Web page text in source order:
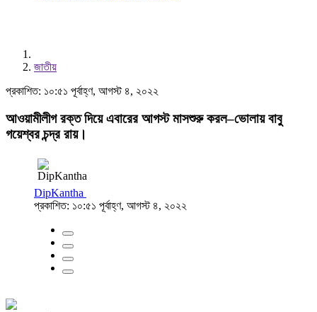
জাতীয়
প্রকাশিত: ১০:৫১ পূর্বাহ্ণ, আগস্ট ৪, ২০২২
আওয়ামীলীগ রক্ত দিয়ে এবারের আগস্ট মাসশুরু করল–ভোলায় বাবু
গয়েশ্বর চন্দ্র রায়।
DipKantha
প্রকাশিত: ১০:৫১ পূর্বাহ্ণ, আগস্ট ৪, ২০২২